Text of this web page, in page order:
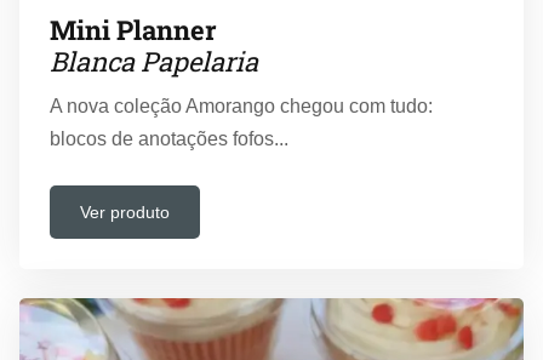
Mini Planner
Blanca Papelaria
A nova coleção Amorango chegou com tudo:
blocos de anotações fofos...
Ver produto